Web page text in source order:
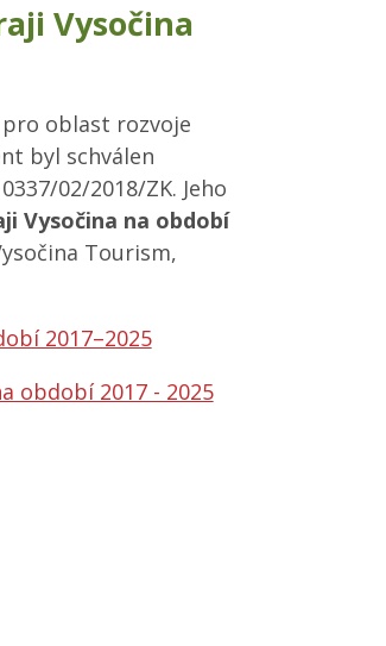
Vysočina
pro oblast rozvoje
byl schválen
02/2018/ZK. Jeho
Vysočina na období
Tourism,
2017–2025
období 2017 - 2025